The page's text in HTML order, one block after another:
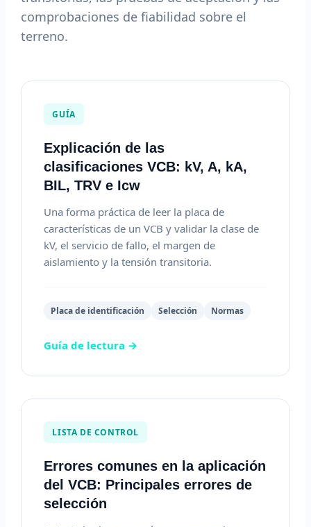
comprobaciones de fiabilidad sobre el
terreno.
GUÍA
Explicación de las
clasificaciones VCB: kV, A, kA,
BIL, TRV e Icw
Una forma práctica de leer la placa de
características de un VCB y validar la clase de
kV, el servicio de fallo, el margen de
aislamiento y la tensión transitoria.
Placa de identificación Selección Normas
Guía de lectura →
LISTA DE CONTROL
Errores comunes en la aplicación
del VCB: Principales errores de
selección